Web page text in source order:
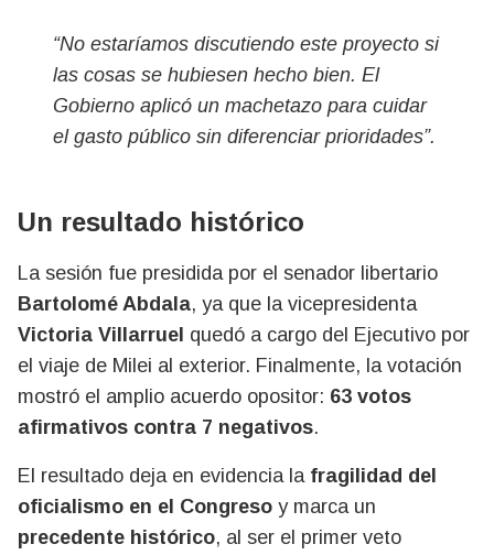
“No estaríamos discutiendo este proyecto si
las cosas se hubiesen hecho bien. El
Gobierno aplicó un machetazo para cuidar
el gasto público sin diferenciar prioridades”.
Un resultado histórico
La sesión fue presidida por el senador libertario
Bartolomé Abdala, ya que la vicepresidenta
Victoria Villarruel quedó a cargo del Ejecutivo por
el viaje de Milei al exterior. Finalmente, la votación
mostró el amplio acuerdo opositor: 63 votos
afirmativos contra 7 negativos.
El resultado deja en evidencia la fragilidad del
oficialismo en el Congreso y marca un
precedente histórico, al ser el primer veto